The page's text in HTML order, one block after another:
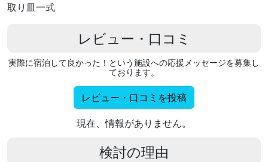
取り皿一式
レビュー・口コミ
実際に宿泊して良かった！という施設への応援メッセージを募集し
ております。
レビュー・口コミを投稿
現在、情報がありません。
検討の理由